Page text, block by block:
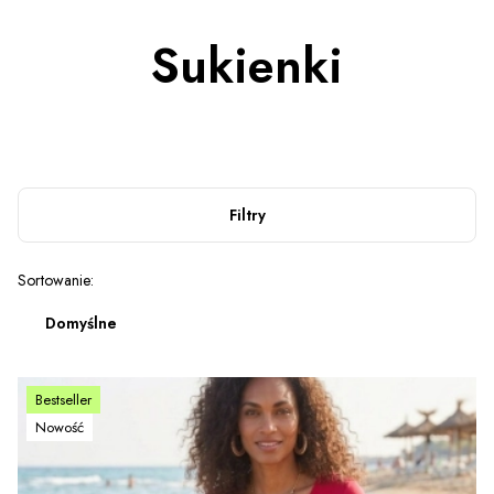
Sukienki
Filtry
Lista produktów
Sortowanie:
Domyślne
Bestseller
Nowość